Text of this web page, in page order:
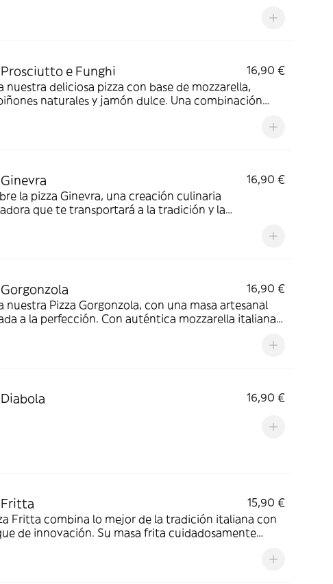
ricota y mozzarella al horno. Para realzar su sabor, se
e Funghi
16,90 €
nuestra deliciosa pizza con base de mozzarella,
naturales y jamón dulce. Una combinación
16,90 €
la pizza Ginevra, una creación culinaria
que te transportará a la tradición y la
16,90 €
nuestra Pizza Gorgonzola, con una masa artesanal
a la perfección. Con auténtica mozzarella italiana,
16,90 €
Fritta
15,90 €
Fritta combina lo mejor de la tradición italiana con
de innovación. Su masa frita cuidadosamente
de alta calidad. Cada bocado se complementa